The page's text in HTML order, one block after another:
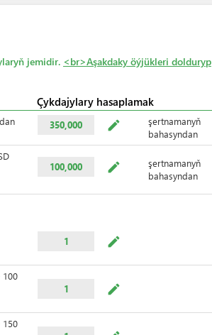
jemidir. <br>Aşakdaky öýjükleri dolduryp
Çykdajylary hasaplamak
350,000 mode_edit
şertnamanyň
bahasyndan
100,000 mode_edit
şertnamanyň
bahasyndan
1 mode_edit
100
1 mode_edit
150